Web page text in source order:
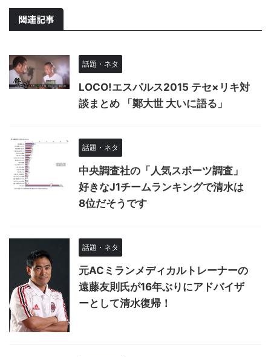
関連記事
話題・ネタ
LOCO!エスパルス2015 テセ×リキ対
談まとめ 「鄭大世 大いに語る」
話題・ネタ
中央調査社の「人気スポーツ調査」
好きなJ1チームランキングで清水は
8位だそうです
話題・ネタ
元ACミランメディカルトレーナーの
遠藤友則氏が16年ぶりにアドバイザ
ーとして清水復帰！